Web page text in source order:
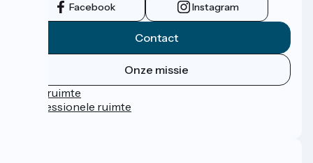
Facebook Instagram
Contact
Onze missie
Persruimte
Professionele ruimte